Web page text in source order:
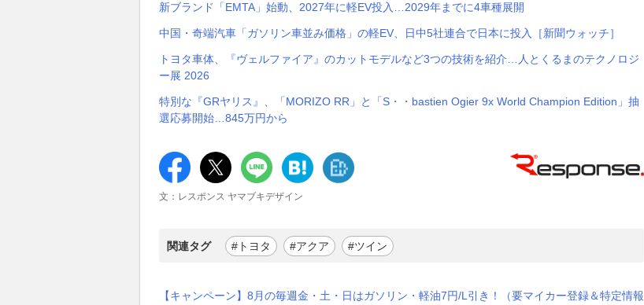
新ブランド「EMTA」始動、2027年に軽EV投入…2029年までに4車種展開
中国・奇端汽車「ガソリン車並み価格」の軽EV、日中5社連合で日本に投入［新聞ウォッチ］
トヨタ車体、『ヴェルファイア』のカットモデルなど3つの技術を紹介…人とくるまのテクノロジ
ー展 2026
特別な『GRヤリス』、「MORIZO RR」と「S・・bastien Ogier 9x World Champion Edition」抽
選応募開始…845万円から
文：レスポンス ヤマブキデザイン
関連タグ #トヨタ #アクア #ツイン
【キャンペーン】8月の毎週金・土・日はガソリン・軽油7円/L引き！（要マイカー登録＆特定情報